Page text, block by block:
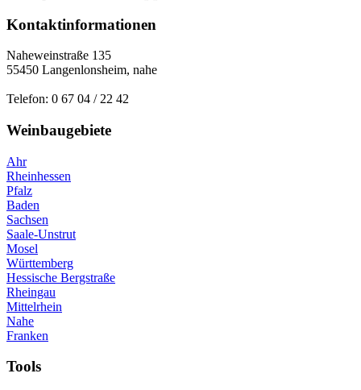
Kontaktinformationen
Naheweinstraße 135
55450 Langenlonsheim, nahe
Telefon: 0 67 04 / 22 42
Weinbaugebiete
Ahr
Rheinhessen
Pfalz
Baden
Sachsen
Saale-Unstrut
Mosel
Württemberg
Hessische Bergstraße
Rheingau
Mittelrhein
Nahe
Franken
Tools